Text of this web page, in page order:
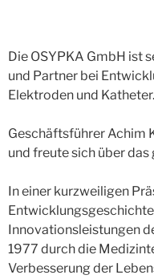
Die OSYPKA GmbH ist
und Partner bei
Elektroden und Katheter.
Geschäftsführer Achim
und freute sich über
In einer kurzweiligen
Innovationsleistungen
1977 durch die
Verbesserung der